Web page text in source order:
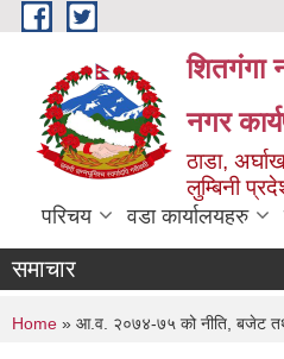
Skip to main content
शितगंगा
नगर
ठाडा,
लुम्बिनी
परिचय वडा कार्यालयहरु
समाचार
You are here
Home » आ.व. २०७४-७५ को नीति, बजेट